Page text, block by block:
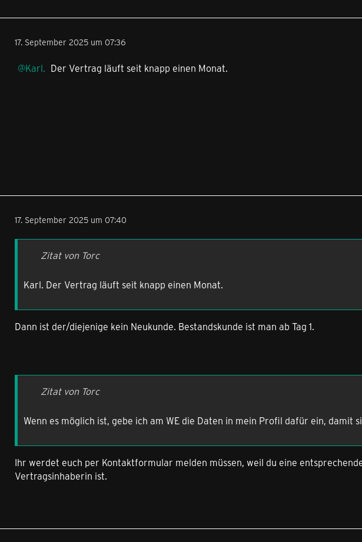
17. September 2025 um 07:36
Karl. Der Vertrag läuft seit knapp einen Monat.
17. September 2025 um 07:40
Zitat von Torc
Karl. Der Vertrag läuft seit knapp einen Monat.
Dann ist der/diejenige kein Neukunde. Bestandskunde ist man ab Tag 1.
Zitat von Torc
Wenn es möglich ist, gebe ich am WE die Daten in mein Profil dafür ein, damit
Ihr werdet euch per Kontaktformular melden müssen, weil du eine
Vertragsinhaberin ist.